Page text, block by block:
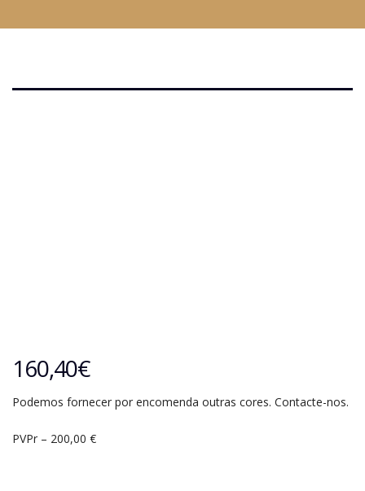
160,40€
Podemos fornecer por encomenda outras cores. Contacte-nos.
PVPr – 200,00 €